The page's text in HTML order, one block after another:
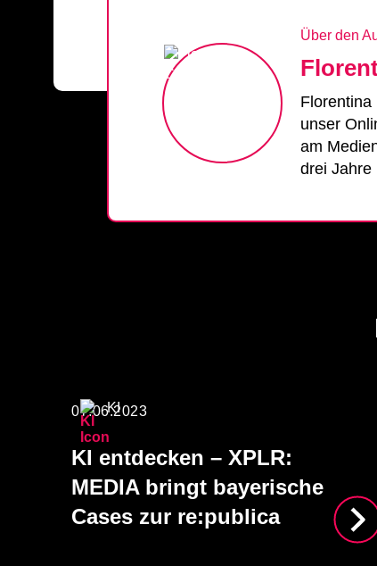
Über den
Florentina
unser
am
drei Jahre
07.06.2023
KI
KI entdecken – XPLR:
MEDIA bringt bayerische
Cases zur re:publica